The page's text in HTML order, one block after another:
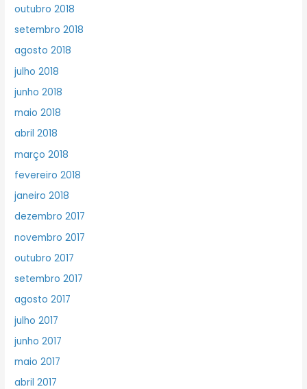
outubro 2018
setembro 2018
agosto 2018
julho 2018
junho 2018
maio 2018
abril 2018
março 2018
fevereiro 2018
janeiro 2018
dezembro 2017
novembro 2017
outubro 2017
setembro 2017
agosto 2017
julho 2017
junho 2017
maio 2017
abril 2017